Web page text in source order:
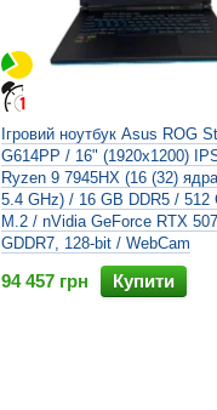
Ігровий ноутбук Asus ROG
G614PP / 16" (1920x1200)
Ryzen 9 7945HX (16 (32)
5.4 GHz) / 16 GB DDR5 / 512
M.2 / nVidia GeForce RTX
GDDR7, 128-bit / WebCam
94 457 грн Купити